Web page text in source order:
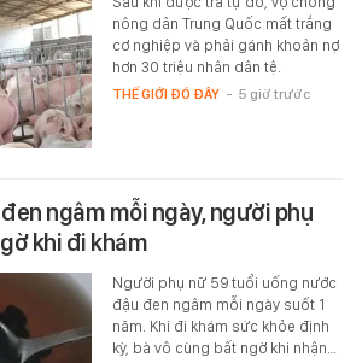
nông dân Trung Quốc mất trắng
cơ nghiệp và phải gánh khoản nợ
hơn 30 triệu nhân dân tệ.
THẾ GIỚI ĐÓ ĐÂY - 5 giờ trước
ngâm mỗi ngày, người phụ
khi đi khám
Người phụ nữ 59 tuổi uống nước
đậu đen ngâm mỗi ngày suốt 1
năm. Khi đi khám sức khỏe định
kỳ, bà vô cùng bất ngờ khi nhận…